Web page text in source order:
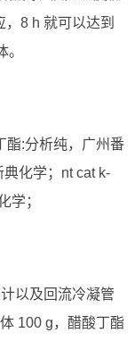
8 h 就可以达到
酯:分析纯，广州番
化学；nt cat k-
学；
以及回流冷凝管
100 g，醋酸丁酯